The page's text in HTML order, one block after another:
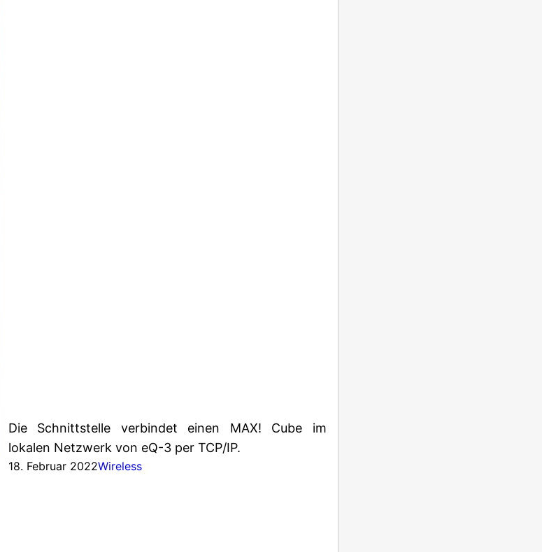
Die Schnittstelle verbindet einen MAX! Cube im
lokalen Netzwerk von eQ-3 per TCP/IP.
18. Februar 2022Wireless